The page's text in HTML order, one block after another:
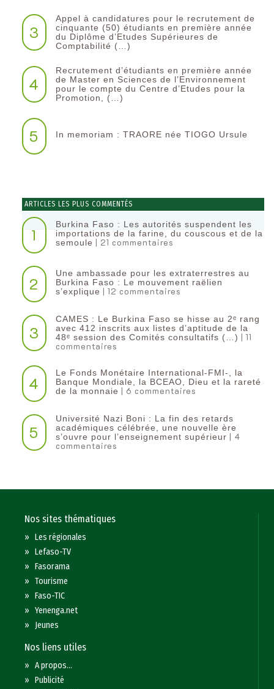
3
Appel à candidatures pour le recrutement de
cinquante (50) étudiants en première année
du Diplôme d’Etudes Supérieures de
Comptabilité (…)
4
Recrutement d’étudiants en première année
de Master en Sciences de l’Environnement
pour le compte du Centre d’Etudes pour la
Promotion, (…)
5 In memoriam : TRAORE née TIOGO Ursule
ARTICLES LES PLUS COMMENTÉS
1
Burkina Faso : Les autorités suspendent les
importations de la farine, du couscous et de la
semoule | 21 commentaires
2
Une ambassade pour les extraterrestres au
Burkina Faso : Le mouvement raëlien
s’explique | 12 commentaires
3
CAMES : Le Burkina Faso se hisse au 2ᵉ rang
avec 412 inscrits aux listes d’aptitude de la
48ᵉ session des Comités consultatifs (…) | 11
commentaires
4
Le Fonds Monétaire International-FMI-, la
Banque Mondiale, la BCEAO, Dieu et la rareté
de la monnaie | 6 commentaires
5
Université Nazi Boni : La fin des retards
académiques célébrée, une nouvelle ère
s’ouvre pour l’enseignement supérieur | 4
commentaires
Nos sites thématiques
»Les régionales
»Lefaso-TV
»Fasorama
»Tourisme
»Faso-TIC
»Yenenga.net
» Jeunes
Nos liens utiles
»A propos...
»Publicité